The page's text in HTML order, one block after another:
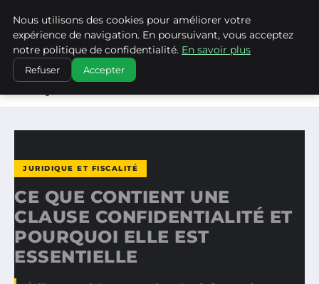
WP CAPE
ACCUEIL
JURIDIQUE ET FISCALITÉ
CE QUE CONTIENT UNE CLAUSE CONFIDENTIALITÉ ET
JURIDIQUE ET FISCALITÉ
CE QUE CONTIENT UNE
CLAUSE CONFIDENTIALITÉ ET
POURQUOI ELLE EST
ESSENTIELLE
Nous utilisons des cookies pour améliorer votre
expérience de navigation. En poursuivant, vous acceptez
notre politique de confidentialité. En savoir plus
Refuser Accepter